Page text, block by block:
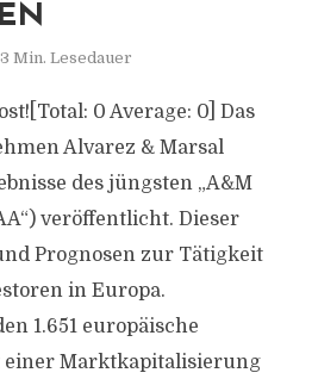
3 Min. Lesedauer
0 Average: 0] Das
Alvarez & Marsal
des jüngsten „A&M
veröffentlicht. Dieser
Prognosen zur Tätigkeit
in Europa.
1.651 europäische
Marktkapitalisierung